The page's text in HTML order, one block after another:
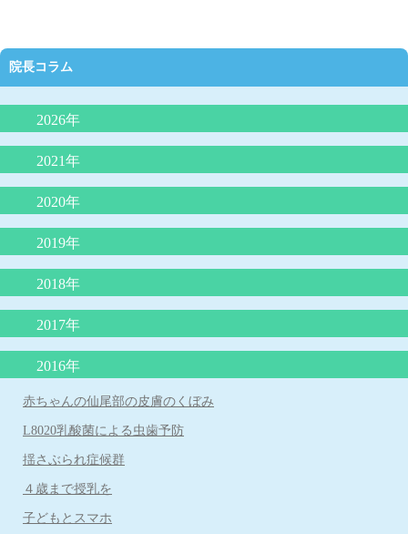
院長コラム
2026年
抗生剤の正しい使い方（どんな時に必要か）
2021年
夜泣きにLGG乳酸菌（ヨーグルト）が効果的？
外来で３０分で分かるアレルギー検査は本当に信頼できるのか？
院長コラム 「魚アレルギー」
院長コラム アレルギー学会が言っている（積極的に負荷免疫療
院長コラム「魚をたべて蕁麻疹が出たら、魚アレルギーか？』
子宮頸がんワクチンを受けましょう！
2020年
院長コラム「アトピー性皮膚炎の最新知識：プロアクティブ療
法」
院長コラム 「子どもの便秘について」
子どもの微熱とは 院長コラム
院長コラム 令和２年５月号 「赤ちゃんは縦抱っこより、抱きし
められたい！」
乳児健診を受けられない保護者の方に伝えたいこと
花粉症の注射（ゾレア）治療について
子どもの睡眠
2019年
インフルエンザの最新知識
ウイルス性下痢に整腸剤は効果なし
自家栽培のジャガイモの食中毒に注意！
りんご病は何度もかかる？？
抗インフルエンザ薬 新薬ゾフルーザによる「耐性」とはどうい
2018年
苺状血管腫の治療がレーザー治療から内服（プロプラノロール）
治療へ
嘔吐下痢症に、吐き気止めや整腸剤は必要？？
「抗生剤は検査なしで出してはならない」という声明文（日本小
2017年
子どもの肥満と肥満症
2016年
赤ちゃんの仙尾部の皮膚のくぼみ
L8020乳酸菌による虫歯予防
揺さぶられ症候群
４歳まで授乳を
子どもとスマホ